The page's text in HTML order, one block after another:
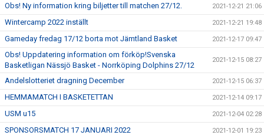
Obs! Ny information kring biljetter till matchen 27/12. 2021-12-21 21:06
Wintercamp 2022 inställt 2021-12-21 19:48
Gameday fredag 17/12 borta mot Jämtland Basket 2021-12-17 09:47
Obs! Uppdatering information om förköp!Svenska
Basketligan Nässjö Basket - Norrköping Dolphins 27/12
2021-12-15 08:27
Andelslotteriet dragning December 2021-12-15 06:37
HEMMAMATCH I BASKETETTAN 2021-12-14 09:17
USM u15 2021-12-04 02:28
SPONSORSMATCH 17 JANUARI 2022 2021-12-01 19:23